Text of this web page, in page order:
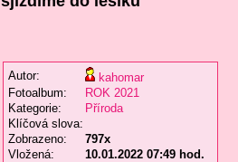
Autor:
kahomar
Fotoalbum:
ROK 2021
Kategorie:
Příroda
Klíčová slova:
Zobrazeno:
797x
Vložená:
10.01.2022 07:49 hod.